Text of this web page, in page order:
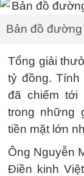
Bản đồ
Tổng giải
tỷ đồng.
đã chiếm tới
trong những
tiền mặt lớn
Ông Nguyễn
Điền kinh